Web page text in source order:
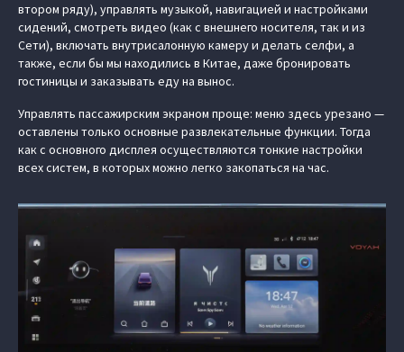
втором ряду), управлять музыкой, навигацией и настройками
сидений, смотреть видео (как с внешнего носителя, так и из
Сети), включать внутрисалонную камеру и делать селфи, а
также, если бы мы находились в Китае, даже бронировать
гостиницы и заказывать еду на вынос.
Управлять пассажирским экраном проще: меню здесь урезано —
оставлены только основные развлекательные функции. Тогда
как с основного дисплея осуществляются тонкие настройки
всех систем, в которых можно легко закопаться на час.